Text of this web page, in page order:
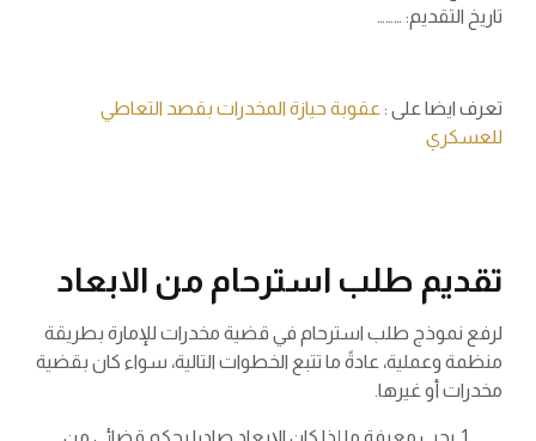
تاريخ التقديم: ………
تعرف ايضا على : عقوبة حيازة المخدرات بقصد التعاطي
للعسكري
تقديم طلب استرحام من الابعاد
لرفع نموذج طلب استرحام في قضية مخدرات للإمارة بطريقة
منظمة وعملية، عادةً ما تتبع الخطوات التالية، سواء كان بقضية
مخدرات أو غيرها.
يجب معرفة ما إذا كان الإبعاد صادرا بحكم قضائي من